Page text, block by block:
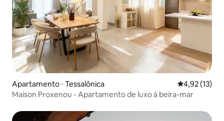
Apartamento ⋅ Tessalônica 4,92 de uma
4,92 (13)
Maison Proxenou - Apartamento de luxo à beira-mar